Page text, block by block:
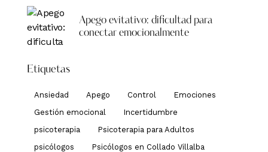
Apego evitativo: dificultad para
conectar emocionalmente
Etiquetas
Ansiedad Apego Control
Emociones
Gestión emocional
Incertidumbre
psicoterapia
Psicoterapia para Adultos
psicólogos
Psicólogos en Collado Villalba